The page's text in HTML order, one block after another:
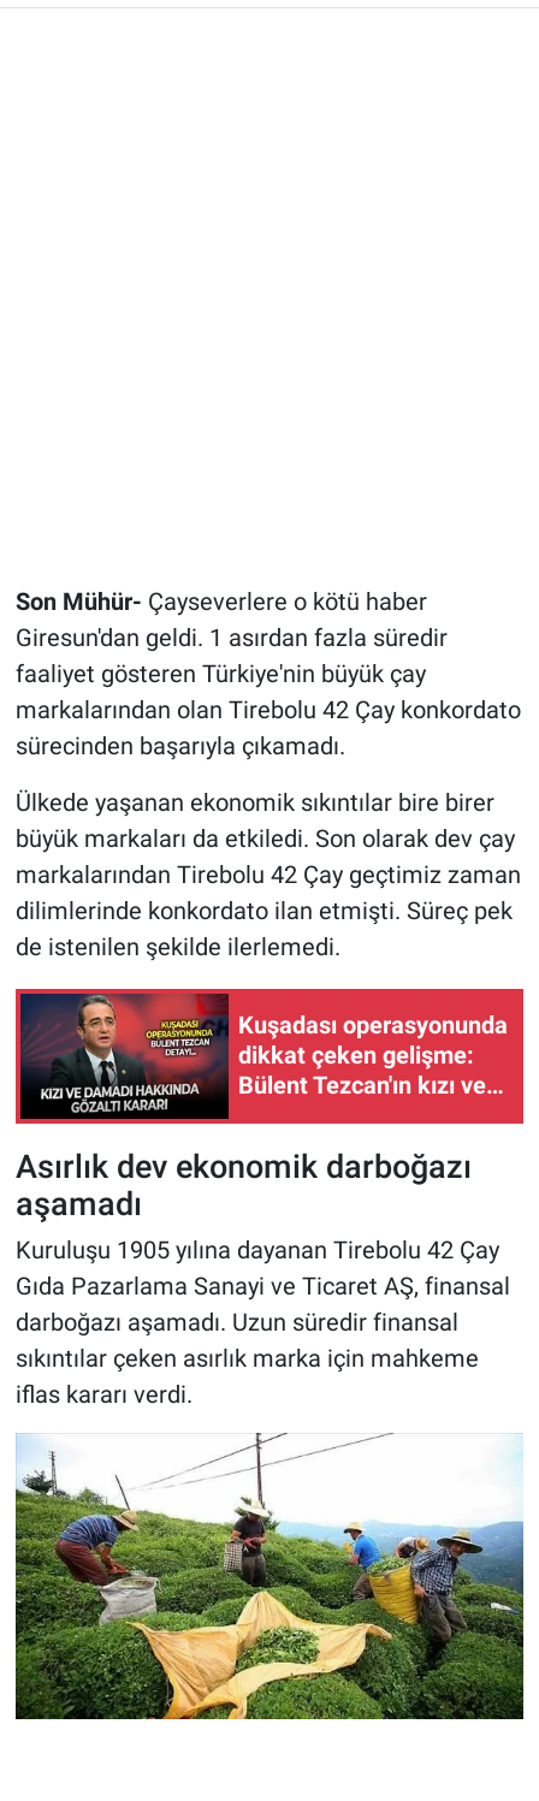
Son Mühür- Çayseverlere o kötü haber
Giresun'dan geldi. 1 asırdan fazla süredir
faaliyet gösteren Türkiye'nin büyük çay
markalarından olan Tirebolu 42 Çay konkordato
sürecinden başarıyla çıkamadı.
Ülkede yaşanan ekonomik sıkıntılar bire birer
büyük markaları da etkiledi. Son olarak dev çay
markalarından Tirebolu 42 Çay geçtimiz zaman
dilimlerinde konkordato ilan etmişti. Süreç pek
de istenilen şekilde ilerlemedi.
Kuşadası operasyonunda
dikkat çeken gelişme:
Bülent Tezcan'ın kızı ve
Asırlık dev ekonomik darboğazı
aşamadı
Kuruluşu 1905 yılına dayanan Tirebolu 42 Çay
Gıda Pazarlama Sanayi ve Ticaret AŞ, finansal
darboğazı aşamadı. Uzun süredir finansal
sıkıntılar çeken asırlık marka için mahkeme
iflas kararı verdi.